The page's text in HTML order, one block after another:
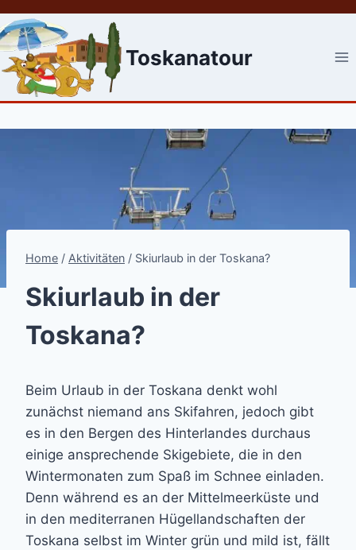
Skip
to
content
Toskanatour
Home / Aktivitäten / Skiurlaub in der Toskana?
Skiurlaub in der
Toskana?
Beim Urlaub in der Toskana denkt wohl
zunächst niemand ans Skifahren, jedoch gibt
es in den Bergen des Hinterlandes durchaus
einige ansprechende Skigebiete, die in den
Wintermonaten zum Spaß im Schnee einladen.
Denn während es an der Mittelmeerküste und
in den mediterranen Hügellandschaften der
Toskana selbst im Winter grün und mild ist, fällt